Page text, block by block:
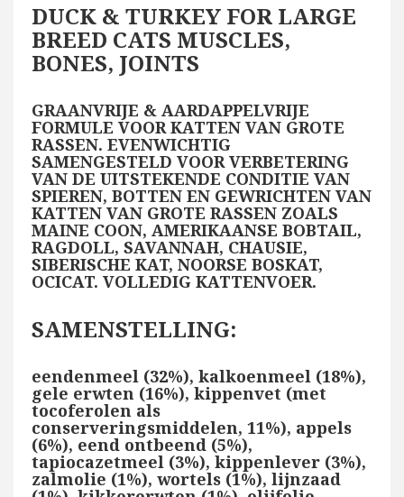
DUCK & TURKEY FOR LARGE
BREED CATS MUSCLES,
BONES, JOINTS
GRAANVRIJE & AARDAPPELVRIJE
FORMULE VOOR KATTEN VAN GROTE
RASSEN. EVENWICHTIG
SAMENGESTELD VOOR VERBETERING
VAN DE UITSTEKENDE CONDITIE VAN
SPIEREN, BOTTEN EN GEWRICHTEN VAN
KATTEN VAN GROTE RASSEN ZOALS
MAINE COON, AMERIKAANSE BOBTAIL,
RAGDOLL, SAVANNAH, CHAUSIE,
SIBERISCHE KAT, NOORSE BOSKAT,
OCICAT. VOLLEDIG KATTENVOER.
SAMENSTELLING:
eendenmeel (32%), kalkoenmeel (18%),
gele erwten (16%), kippenvet (met
tocoferolen als
conserveringsmiddelen, 11%), appels
(6%), eend ontbeend (5%),
tapiocazetmeel (3%), kippenlever (3%),
zalmolie (1%), wortels (1%), lijnzaad